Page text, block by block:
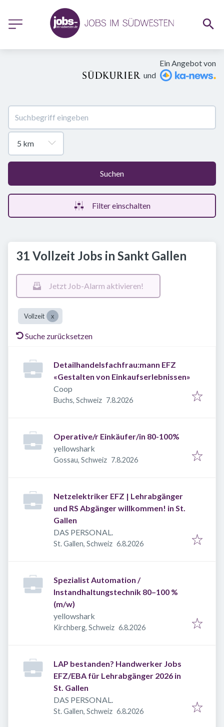
Ein Angebot von
und
Suchen
Filter einschalten
31 Vollzeit Jobs in Sankt Gallen
Jetzt Job-Alarm aktivieren!
Vollzeit
Suche zurücksetzen
Detailhandelsfachfrau:mann EFZ
«Gestalten von Einkaufserlebnissen»
Coop
Buchs, Schweiz Veröffentlicht
7.8.2026
Operative/r Einkäufer/in 80-100%
yellowshark
Gossau, Schweiz Veröffentlicht
7.8.2026
Netzelektriker EFZ | Lehrabgänger
und RS Abgänger willkommen! in St.
Gallen
DAS PERSONAL.
St. Gallen, Schweiz Veröffentlicht
6.8.2026
Spezialist Automation /
Instandhaltungstechnik 80–100 %
(m/w)
yellowshark
Kirchberg, Schweiz Veröffentlicht
6.8.2026
LAP bestanden? Handwerker Jobs
EFZ/EBA für Lehrabgänger 2026 in
St. Gallen
DAS PERSONAL.
St. Gallen, Schweiz Veröffentlicht
6.8.2026